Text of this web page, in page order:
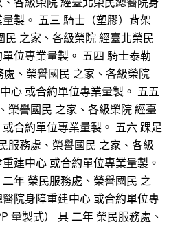
製。 五三 騎士（塑膠）背架
之家、各級榮院 經臺北榮民
位專業量製。 五四 騎士泰勒
、榮譽國民 之家、各級榮院
心 或合約單位專業量製。 五五
榮譽國民 之家、各級榮院 經臺
合約單位專業量製。 五六 踝足
服務處、榮譽國民 之家、各級
建中心 或合約單位專業量製。
年 榮民服務處、榮譽國民 之
院身障重建中心 或合約單位專
量製式） 具 二年 榮民服務處、